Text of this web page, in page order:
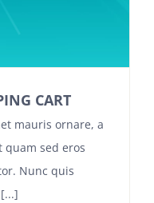
CART
mauris ornare, a
sed eros
Nunc quis